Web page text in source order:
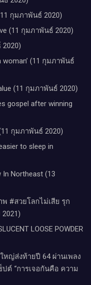
กุมภาพันธ์ 2020)
(11 กุมภาพันธ์ 2020)
woman’ (11 กุมภาพันธ์
(11 กุมภาพันธ์ 2020)
gospel after winning
กุมภาพันธ์ 2020)
to sleep in
Northeast (13
#สวยโลกไม่เสีย รุก
2021)
LOOSE POWDER
ญ่ส่งท้ายปี 64 ผ่านเพลง
ต์ “การเจอกันคือ ความ